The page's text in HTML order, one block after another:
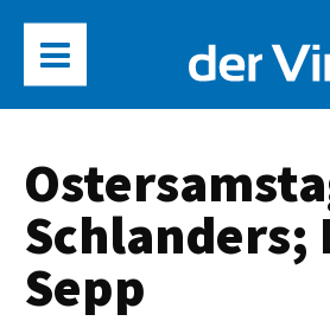
Schlanders;
Sepp